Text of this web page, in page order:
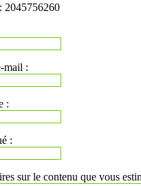
: 2045756260
mail :
:
:
sur le contenu que vous